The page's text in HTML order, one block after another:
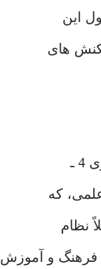
اين
كنش های
نظام
فرهنگ و آموزش